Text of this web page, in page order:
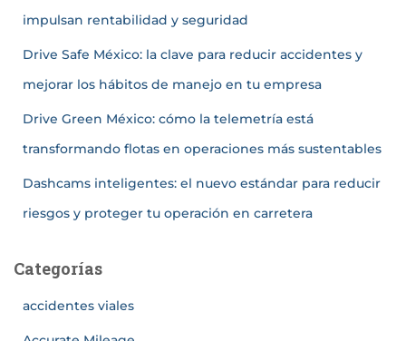
impulsan rentabilidad y seguridad
Drive Safe México: la clave para reducir accidentes y
mejorar los hábitos de manejo en tu empresa
Drive Green México: cómo la telemetría está
transformando flotas en operaciones más sustentables
Dashcams inteligentes: el nuevo estándar para reducir
riesgos y proteger tu operación en carretera
Categorías
accidentes viales